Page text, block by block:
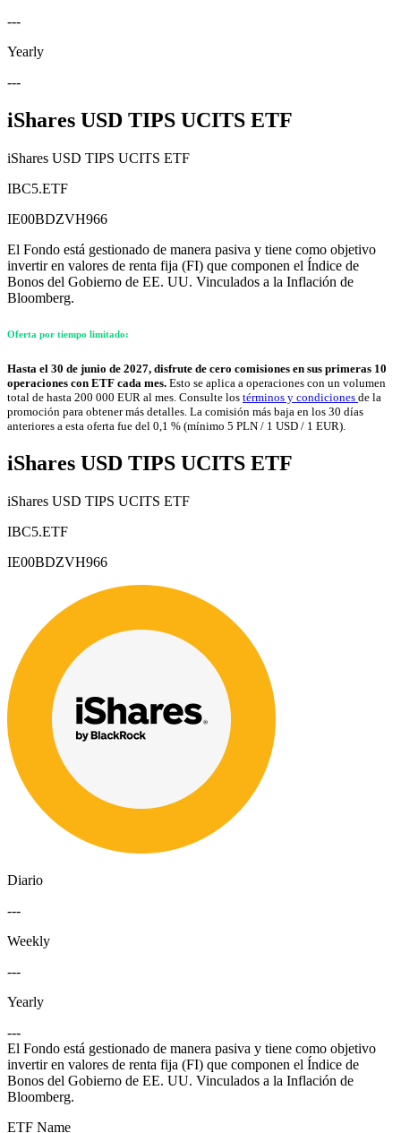
---
Yearly
---
iShares USD TIPS UCITS ETF
iShares USD TIPS UCITS ETF
IBC5.ETF
IE00BDZVH966
El Fondo está gestionado de manera pasiva y tiene como objetivo
invertir en valores de renta fija (FI) que componen el Índice de
Bonos del Gobierno de EE. UU. Vinculados a la Inflación de
Bloomberg.
Oferta por tiempo limitado:
Hasta el 30 de junio de 2027, disfrute de cero comisiones en sus primeras 10
operaciones con ETF cada mes. Esto se aplica a operaciones con un volumen
total de hasta 200 000 EUR al mes. Consulte los términos y condiciones de la
promoción para obtener más detalles. La comisión más baja en los 30 días
anteriores a esta oferta fue del 0,1 % (mínimo 5 PLN / 1 USD / 1 EUR).
iShares USD TIPS UCITS ETF
iShares USD TIPS UCITS ETF
IBC5.ETF
IE00BDZVH966
Diario
---
Weekly
---
Yearly
---
El Fondo está gestionado de manera pasiva y tiene como objetivo
invertir en valores de renta fija (FI) que componen el Índice de
Bonos del Gobierno de EE. UU. Vinculados a la Inflación de
Bloomberg.
ETF Name